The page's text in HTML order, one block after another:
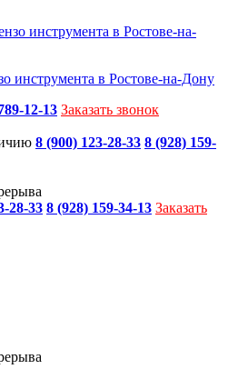
инструмента в Ростове-на-Дону
12-13 Заказать звонок
8 (900) 123-28-33 8 (928) 159-
28-33 8 (928) 159-34-13 Заказать